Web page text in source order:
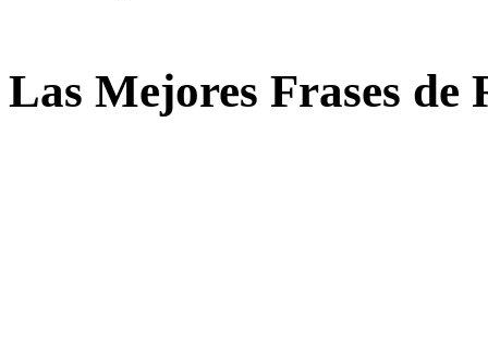
Las Mejores Frases de